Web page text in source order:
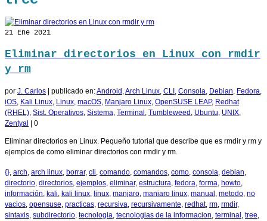
21 Ene 2021
Eliminar directorios en Linux con rmdir
y rm
por J. Carlos publicado en:Android ,Arch Linux, CLI , Consola, Debian, Fedora,
iOS, Kali Linux, Linux, macOS, Manjaro Linux, OpenSUSE LEAP, Redhat
(RHEL), Sist. Operativos, Sistema, Terminal , Tumbleweed , Ubuntu, UNIX,
Zentyal
0
Eliminar directorios en Linux. Pequeño tutorial que describe que es rmdir y rm y
ejemplos de como eliminar directorios con rmdir y rm.
{}, arch, arch linux, borrar, cli, comando, comandos, como, consola, debian,
directorio, directorios, ejemplos, eliminar, estructura, fedora, forma, howto,
información, kali, kali linux, linux, manjaro, manjaro linux, manual , metodo, no
vacios, opensuse, practicas, recursiva, recursivamente, redhat, rm, rmdir,
sintaxis, subdirectorio, tecnologia, tecnologias de la informacion, terminal , tree,